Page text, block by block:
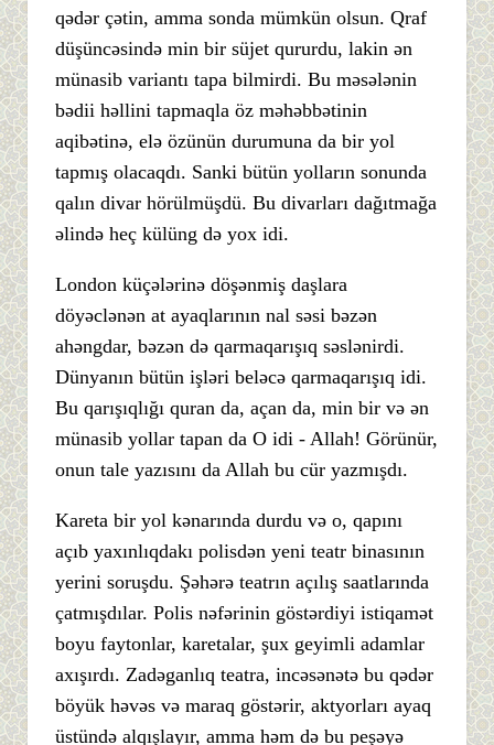
qədər çətin, amma sonda mümkün olsun. Qraf
düşüncəsində min bir süjet qururdu, lakin ən
münasib variantı tapa bilmirdi. Bu məsələnin
bədii həllini tapmaqla öz məhəbbətinin
aqibətinə, elə özünün durumuna da bir yol
tapmış olacaqdı. Sanki bütün yolların sonunda
qalın divar hörülmüşdü. Bu divarları dağıtmağa
əlində heç külüng də yox idi.
London küçələrinə döşənmiş daşlara
döyəclənən at ayaqlarının nal səsi bəzən
ahəngdar, bəzən də qarmaqarışıq səslənirdi.
Dünyanın bütün işləri beləcə qarmaqarışıq idi.
Bu qarışıqlığı quran da, açan da, min bir və ən
münasib yollar tapan da O idi - Allah! Görünür,
onun tale yazısını da Allah bu cür yazmışdı.
Kareta bir yol kənarında durdu və o, qapını
açıb yaxınlıqdakı polisdən yeni teatr binasının
yerini soruşdu. Şəhərə teatrın açılış saatlarında
çatmışdılar. Polis nəfərinin göstərdiyi istiqamət
boyu faytonlar, karetalar, şux geyimli adamlar
axışırdı. Zadəganlıq teatra, incəsənətə bu qədər
böyük həvəs və maraq göstərir, aktyorları ayaq
üstündə alqışlayır, amma həm də bu peşəyə